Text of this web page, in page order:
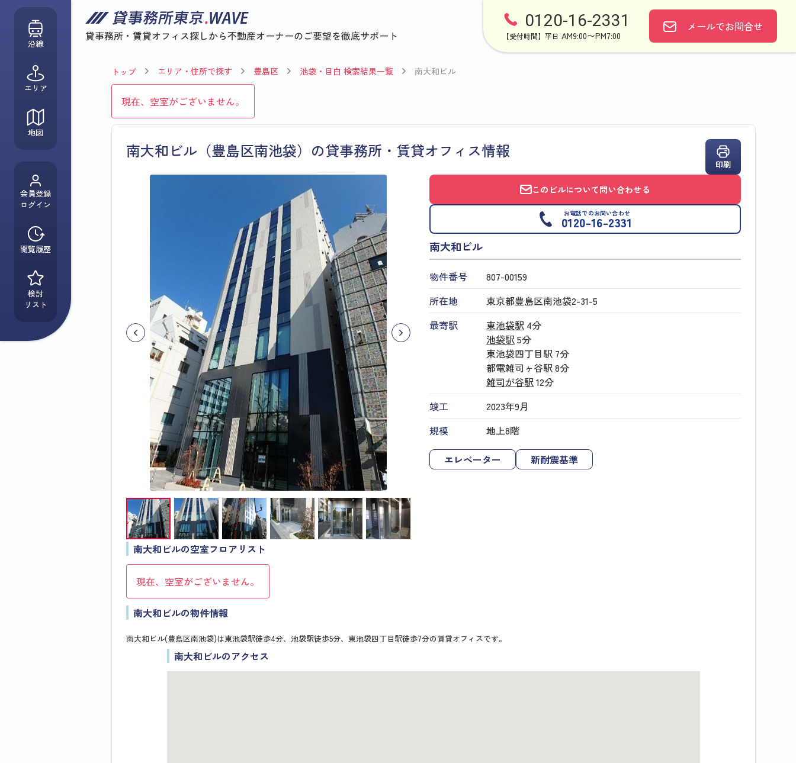
貸事務所・賃貸オフィス探しから不動産オーナーのご要望を徹底サポート
0120-16-2331
【受付時間】平日 AM9:00〜PM7:00
メールでお問合せ
沿線
エリア
地図
会員登録
ログイン
閲覧履歴
検討
リスト
トップ エリア・住所で探す 豊島区 池袋・目白 検索結果一覧 南大和ビル
現在、空室がございません。
南大和ビル（豊島区南池袋）の貸事務所・賃貸オフィス情報
印刷
このビルについて問い合わせる
お電話でのお問い合わせ
0120-16-2331
南大和ビル
物件番号
807​-​00159
所在地
東京都豊島区南池袋2-31-5
最寄駅
東池袋駅 4分
池袋駅5分
東池袋四丁目駅 7分
都電雑司ヶ谷駅8分
雑司が谷駅12分
竣工
2023年9月
規模
地上8階
エレベーター 新耐震基準
南大和ビルの空室フロアリスト
現在、空室がございません。
南大和ビルの物件情報
南大和ビル(豊島区南池袋)は東池袋駅徒歩4分、池袋駅徒歩5分、東池袋四丁目駅徒歩7分の賃貸オフィスです。
南大和ビルのアクセス